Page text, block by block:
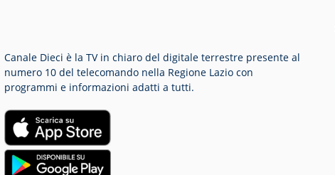
Canale Dieci è la TV in chiaro del digitale terrestre presente al
numero 10 del telecomando nella Regione Lazio con
programmi e informazioni adatti a tutti.